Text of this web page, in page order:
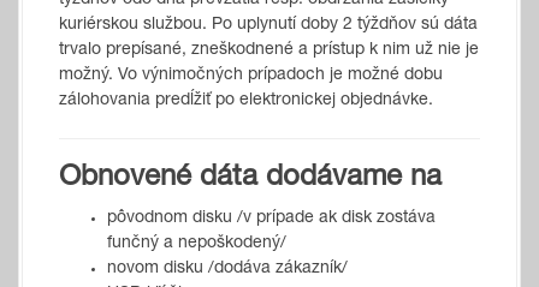
kuriérskou službou. Po uplynutí doby 2 týždňov sú dáta
trvalo prepísané, zneškodnené a prístup k nim už nie je
možný. Vo výnimočných prípadoch je možné dobu
zálohovania predĺžiť po elektronickej objednávke.
Obnovené dáta dodávame na
pôvodnom disku /v prípade ak disk zostáva
funčný a nepoškodený/
novom disku /dodáva zákazník/